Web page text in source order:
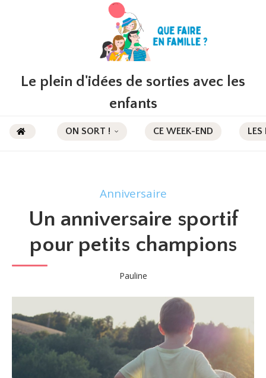
Le plein d'idées de sorties avec les
enfants
ON SORT ! CE WEEK-END LES
Anniversaire
Un anniversaire sportif
pour petits champions
Pauline